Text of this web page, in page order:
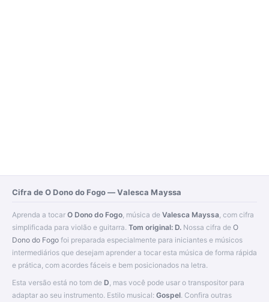
Cifra de O Dono do Fogo — Valesca Mayssa
Aprenda a tocar O Dono do Fogo , música de Valesca Mayssa , com cifra
simplificada para violão e guitarra. Tom original: D. Nossa cifra de O
Dono do Fogo foi preparada especialmente para iniciantes e músicos
intermediários que desejam aprender a tocar esta música de forma rápida
e prática, com acordes fáceis e bem posicionados na letra.
Esta versão está no tom de D , mas você pode usar o transpositor para
adaptar ao seu instrumento. Estilo musical: Gospel. Confira outras